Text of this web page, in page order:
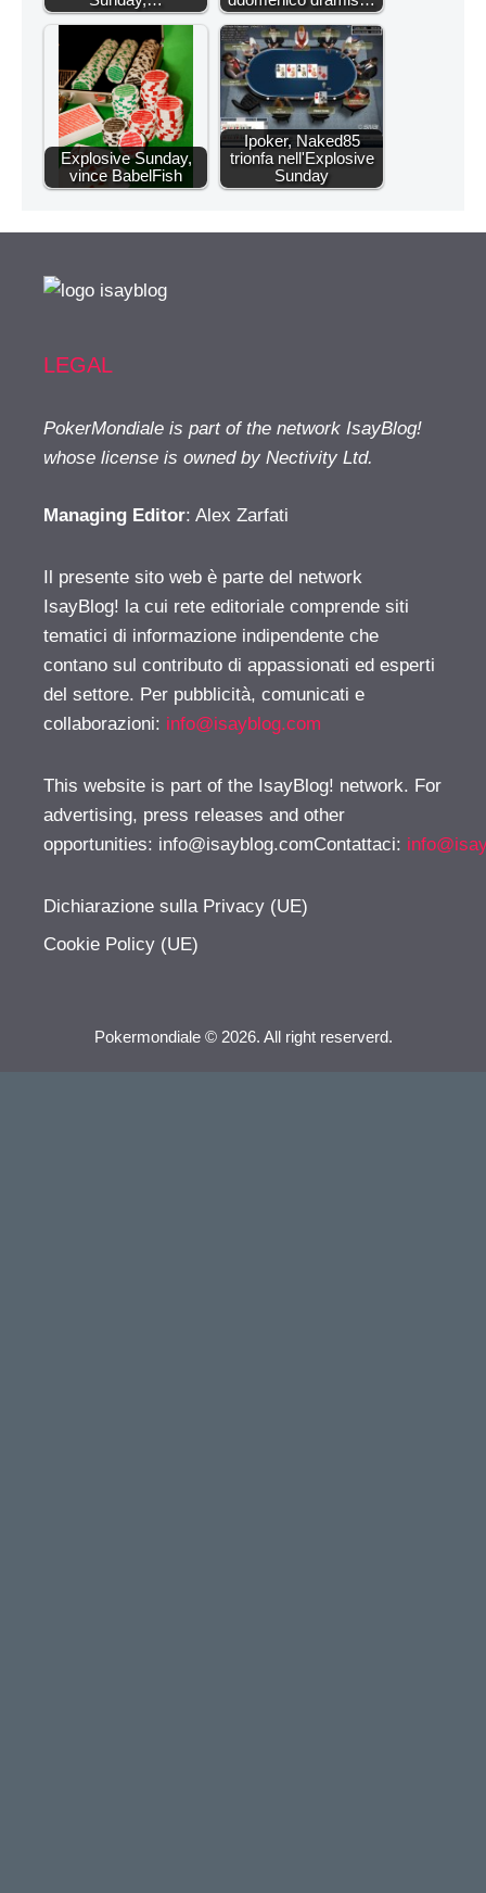
Explosive Sunday,
vince BabelFish
Ipoker, Naked85
trionfa nell'Explosive
Sunday
LEGAL
PokerMondiale is part of the network IsayBlog!
whose license is owned by Nectivity Ltd.
Managing Editor: Alex Zarfati
Il presente sito web è parte del network
IsayBlog! la cui rete editoriale comprende siti
tematici di informazione indipendente che
contano sul contributo di appassionati ed esperti
del settore. Per pubblicità, comunicati e
collaborazioni: info@isayblog.com
This website is part of the IsayBlog! network. For
advertising, press releases and other
opportunities: info@isayblog.comContattaci:
Dichiarazione sulla Privacy (UE)
Cookie Policy (UE)
Pokermondiale © 2026. All right reserverd.